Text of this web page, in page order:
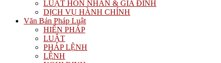
LUẬT HÔN NHÂN & GIA ĐÌNH
DỊCH VỤ HÀNH CHÍNH
Văn Bản Pháp Luật
HIẾN PHÁP
LUẬT
PHÁP LỆNH
LỆNH